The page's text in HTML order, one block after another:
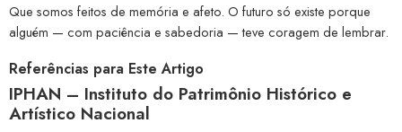
Que somos feitos de memória e afeto. O futuro só existe porque
alguém — com paciência e sabedoria — teve coragem de lembrar.
Referências para Este Artigo
IPHAN – Instituto do Patrimônio Histórico e
Artístico Nacional